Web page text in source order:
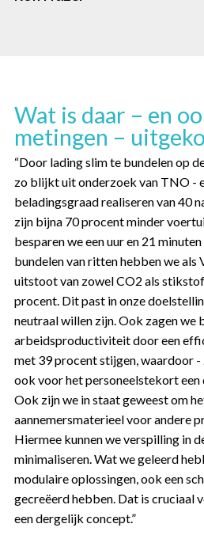
Wat is daar – en
metingen –
“Door lading slim te bundelen op
zo blijkt uit onderzoek van TNO -
beladingsgraad realiseren van 40
zijn bijna 70 procent minder
besparen we een uur en 21
bundelen van ritten hebben we als
uitstoot van zowel CO2 als
procent. Dit past in onze
neutraal willen zijn. Ook zagen we
arbeidsproductiviteit door een
met 39 procent stijgen, waardoor -
ook voor het personeelstekort een
Ook zijn we in staat geweest om
aannemersmaterieel voor andere
Hiermee kunnen we verspilling in
minimaliseren. Wat we geleerd
modulaire oplossingen, ook een
gecreëerd hebben. Dat is cruciaal
een dergelijk concept.”